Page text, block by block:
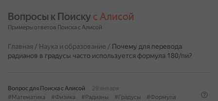
Вопросы к Поиску с Алисой
Примеры ответов Поиска с Алисой
Главная / Наука и образование / Почему для перевода
радианов в градусы часто используется формула 180/пи?
Вопрос для Поиска с Алисой
29 января
#Математика
#Физика #Радианы #Градусы #Формула